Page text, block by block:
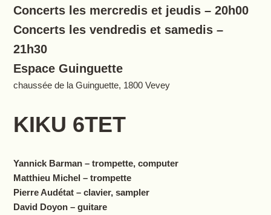
Concerts les mercredis et jeudis – 20h00
Concerts les vendredis et samedis –
21h30
Espace Guinguette
chaussée de la Guinguette, 1800 Vevey
KIKU 6TET
Yannick Barman – trompette, computer
Matthieu Michel – trompette
Pierre Audétat – clavier, sampler
David Doyon – guitare